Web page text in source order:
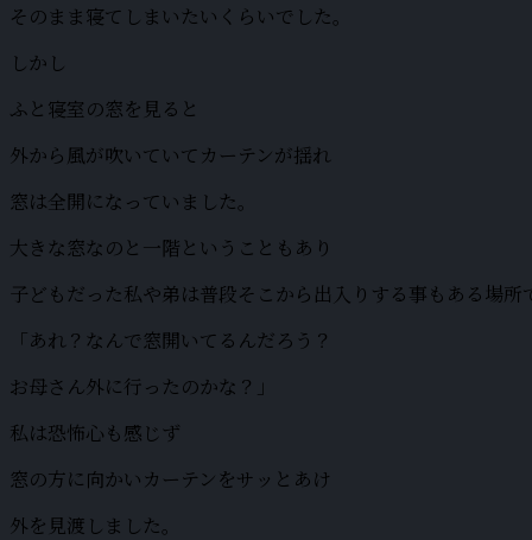
そのまま寝てしまいたいくらいでした。
しかし
ふと寝室の窓を見ると
外から風が吹いていてカーテンが揺れ
窓は全開になっていました。
大きな窓なのと一階ということもあり
子どもだった私や弟は普段そこから出入りする事もある場所
「あれ？なんで窓開いてるんだろう？
お母さん外に行ったのかな？」
私は恐怖心も感じず
窓の方に向かいカーテンをサッとあけ
外を見渡しました。